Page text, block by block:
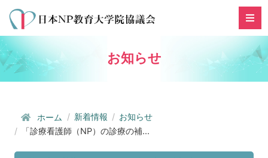
お知らせ
ホーム 新着情報
お知らせ
「診療看護師（NP）の診療の補...